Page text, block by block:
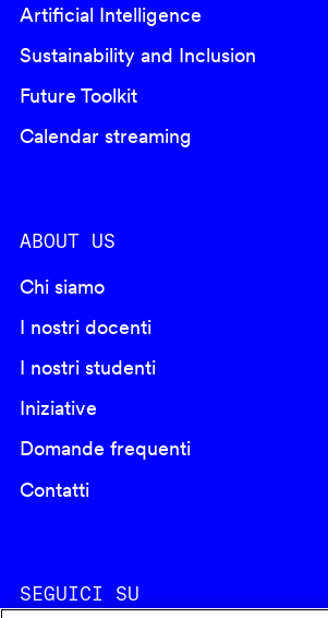
Artificial Intelligence
Sustainability and Inclusion
Future Toolkit
Calendar streaming
ABOUT US
Chi siamo
I nostri docenti
I nostri studenti
Iniziative
Domande frequenti
Contatti
SEGUICI SU